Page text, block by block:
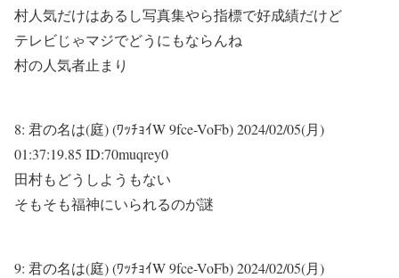
村人気だけはあるし写真集やら指標で好成績だけど
テレビじゃマジでどうにもならんね
村の人気者止まり
8: 君の名は(庭) (ﾜｯﾁｮｲW 9fce-VoFb)2024/02/05(月)
01:37:19.85 ID:70muqrey0
田村もどうしようもない
そもそも福神にいられるのが謎
9: 君の名は(庭) (ﾜｯﾁｮｲW 9fce-VoFb)2024/02/05(月)